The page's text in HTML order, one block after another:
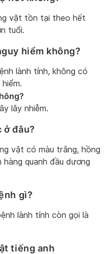
vật tồn tại theo hết
tuổi.
hiểm không?
lành tính, không có
lây nhiễm.
ở đâu?
vật có màu trắng, hồng
quanh đầu dương
gì?
lành tính còn gọi là
tiếng anh